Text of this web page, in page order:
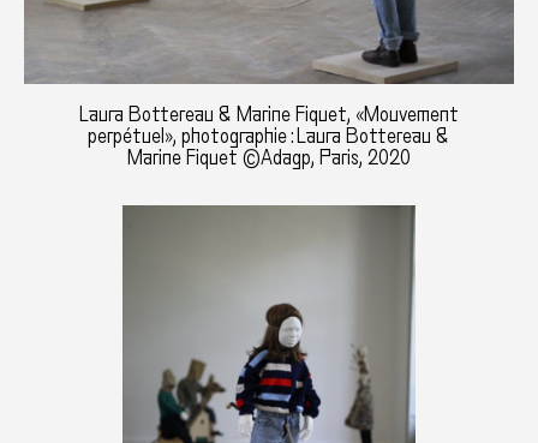
Laura Bottereau & Marine Fiquet, «Mouvement
perpétuel», photographie : Laura Bottereau &
Marine Fiquet ©Adagp, Paris, 2020